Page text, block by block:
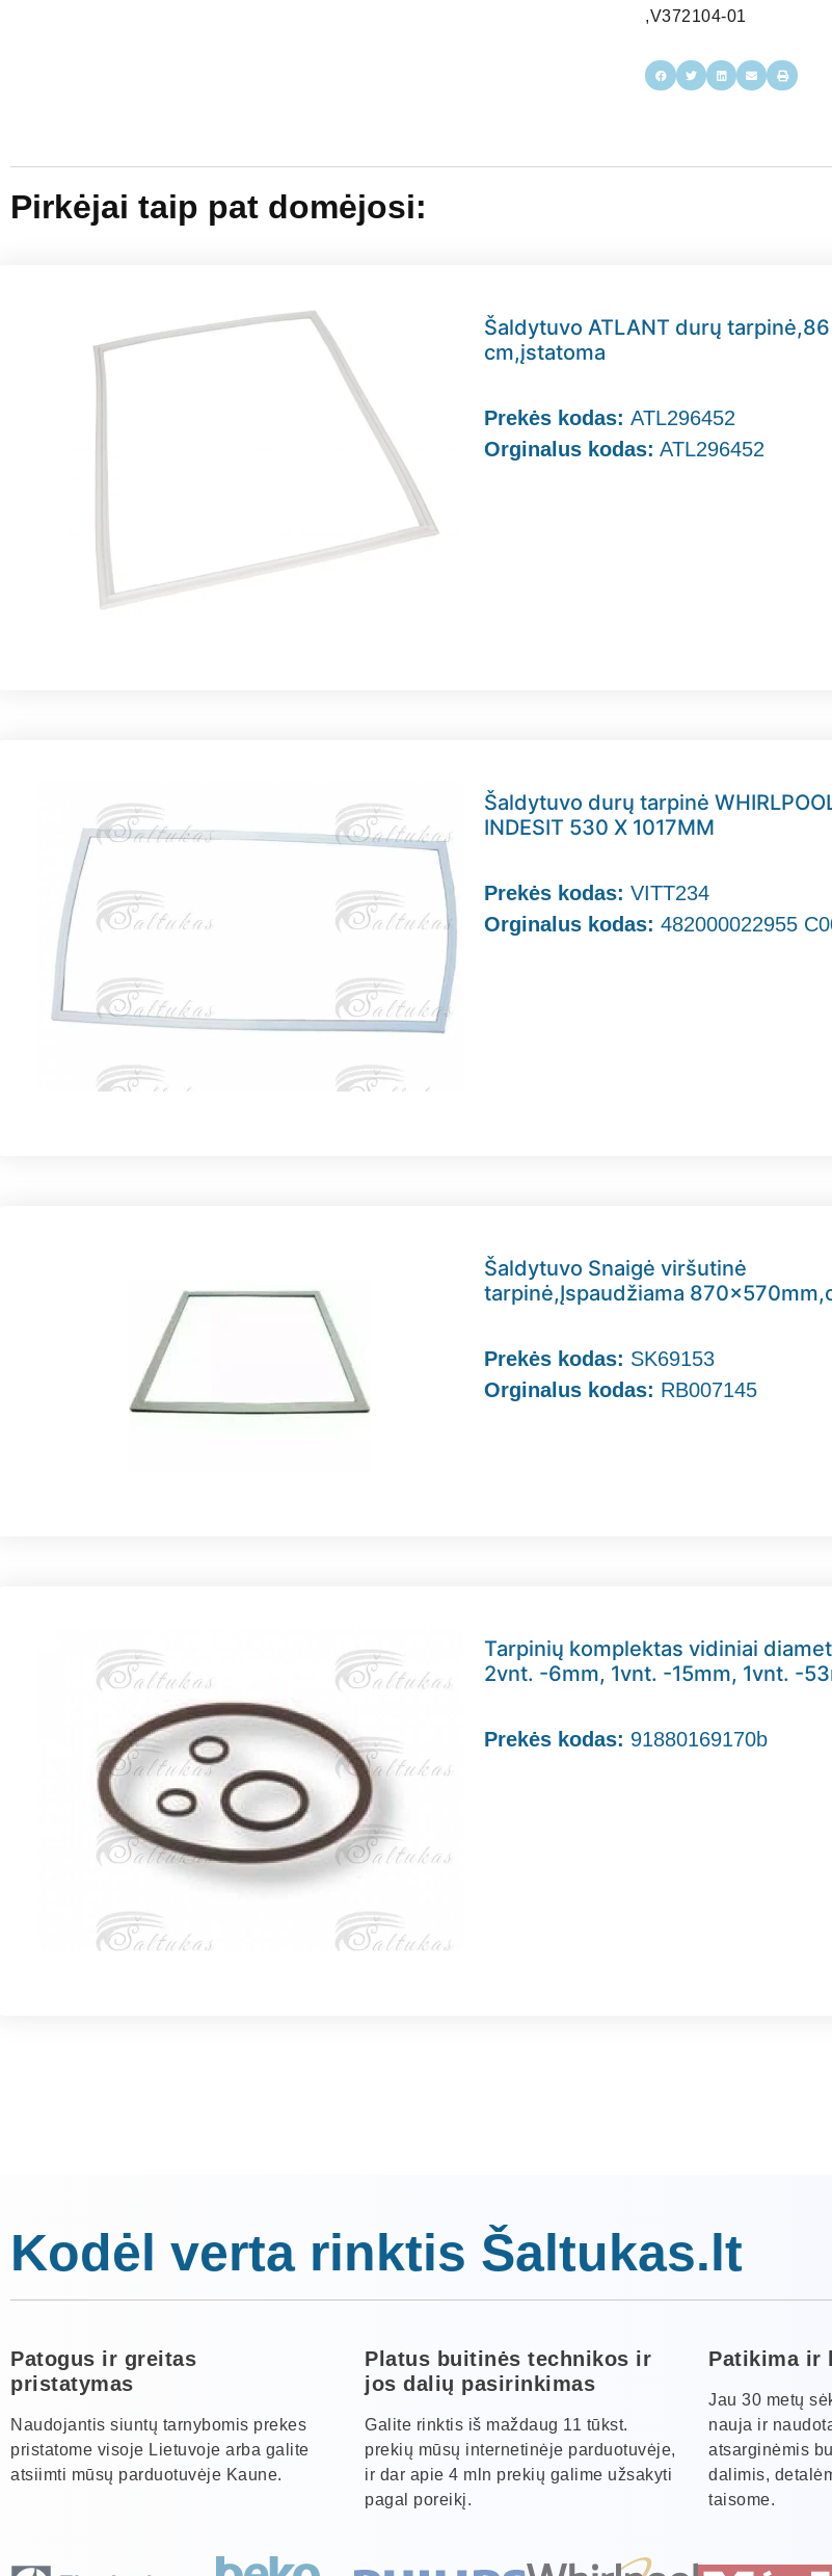
,V372104-01
Pirkėjai taip pat domėjosi:
Šaldytuvo ATLANT durų
cm,įstatoma
Prekės kodas:ATL296452
Orginalus kodas: ATL296452
Šaldytuvo durų tarpinė
INDESIT 530 X 1017MM
Prekės kodas:VITT234
Orginalus kodas: 482000022955
Šaldytuvo Snaigė viršutinė
tarpinė,Įspaudžiama
Prekės kodas: SK69153
Orginalus kodas: RB007145
Tarpinių komplektas vidiniai
2vnt. -6mm, 1vnt. -15mm, 1vnt. -
Prekės kodas: 91880169170b
Kodėl verta rinktis Šaltukas.lt
Patogus ir greitas
pristatymas
Naudojantis siuntų tarnybomis prekes
pristatome visoje Lietuvoje arba galite
atsiimti mūsų parduotuvėje Kaune.
Platus buitinės technikos ir
jos dalių pasirinkimas
Galite rinktis iš maždaug 11 tūkst.
prekių mūsų internetinėje parduotuvėje,
ir dar apie 4 mln prekių galime užsakyti
pagal poreikį.
Patikima ir
Jau 30 metų
nauja ir
atsarginėmis
dalimis,
taisome.